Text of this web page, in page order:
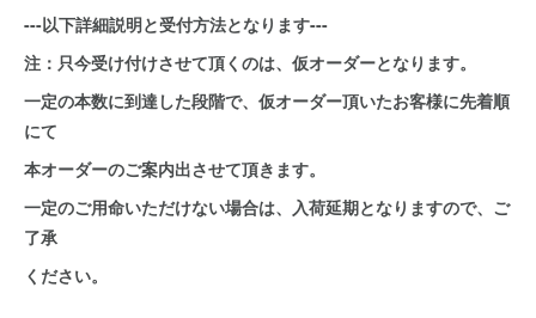
---以下詳細説明と受付方法となります---
注：只今受け付けさせて頂くのは、仮オーダーとなります。
一定の本数に到達した段階で、仮オーダー頂いたお客様に先着順
にて
本オーダーのご案内出させて頂きます。
一定のご用命いただけない場合は、入荷延期となりますので、ご
了承
ください。